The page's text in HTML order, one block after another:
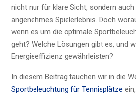
nicht nur für klare Sicht, sondern
angenehmes Spielerlebnis. Doch
wenn es um die optimale
geht? Welche Lösungen gibt es, und
Energieeffizienz gewährleisten?
In diesem Beitrag tauchen wir in die
Sportbeleuchtung für Tennisplätze